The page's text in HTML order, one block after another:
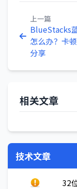
上一篇
BlueStacks
怎么办？卡
分享
相关文章
技术文章
32